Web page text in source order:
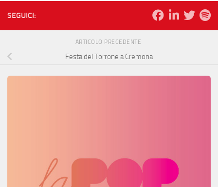
SEGUICI:
ARTICOLO PRECEDENTE
Festa del Torrone a Cremona